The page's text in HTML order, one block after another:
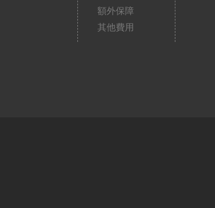
額外保障
其他費用